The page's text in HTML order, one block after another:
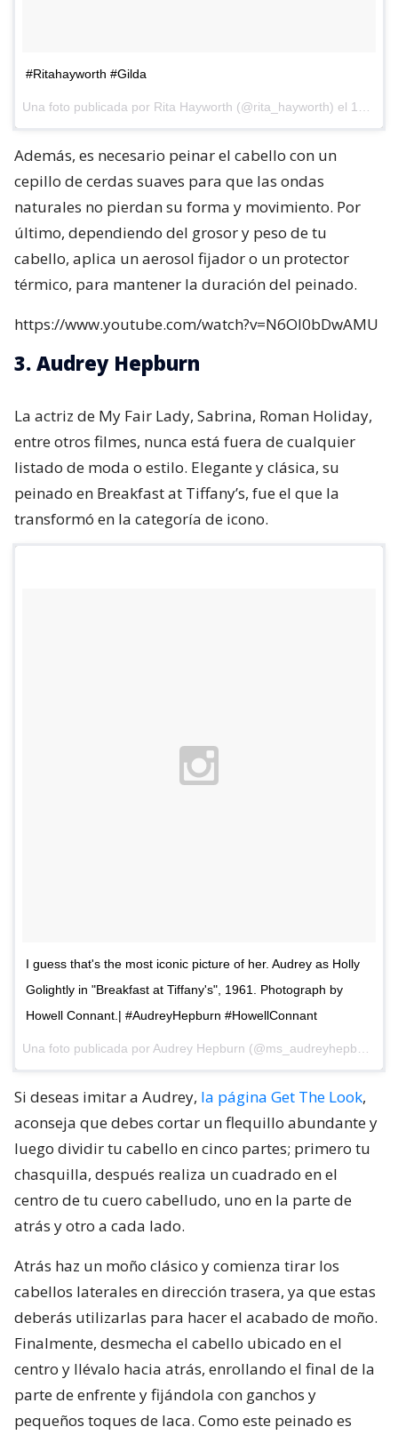
#Ritahayworth #Gilda
Una foto publicada por Rita Hayworth (@rita_hayworth) el 19 de Feb de 2015 a la(s) 6:09 PST
Además, es necesario peinar el cabello con un
cepillo de cerdas suaves para que las ondas
naturales no pierdan su forma y movimiento. Por
último, dependiendo del grosor y peso de tu
cabello, aplica un aerosol fijador o un protector
térmico, para mantener la duración del peinado.
https://www.youtube.com/watch?v=N6Ol0bDwAMU
3. Audrey Hepburn
La actriz de My Fair Lady, Sabrina, Roman Holiday,
entre otros filmes, nunca está fuera de cualquier
listado de moda o estilo. Elegante y clásica, su
peinado en Breakfast at Tiffany’s, fue el que la
transformó en la categoría de icono.
I guess that's the most iconic picture of her. Audrey as Holly
Golightly in "Breakfast at Tiffany's", 1961. Photograph by
Howell Connant.| #AudreyHepburn #HowellConnant
Si deseas imitar a Audrey, la página Get The Look,
aconseja que debes cortar un flequillo abundante y
luego dividir tu cabello en cinco partes; primero tu
chasquilla, después realiza un cuadrado en el
centro de tu cuero cabelludo, uno en la parte de
atrás y otro a cada lado.
Atrás haz un moño clásico y comienza tirar los
cabellos laterales en dirección trasera, ya que estas
deberás utilizarlas para hacer el acabado de moño.
Finalmente, desmecha el cabello ubicado en el
centro y llévalo hacia atrás, enrollando el final de la
parte de enfrente y fijándola con ganchos y
pequeños toques de laca. Como este peinado es